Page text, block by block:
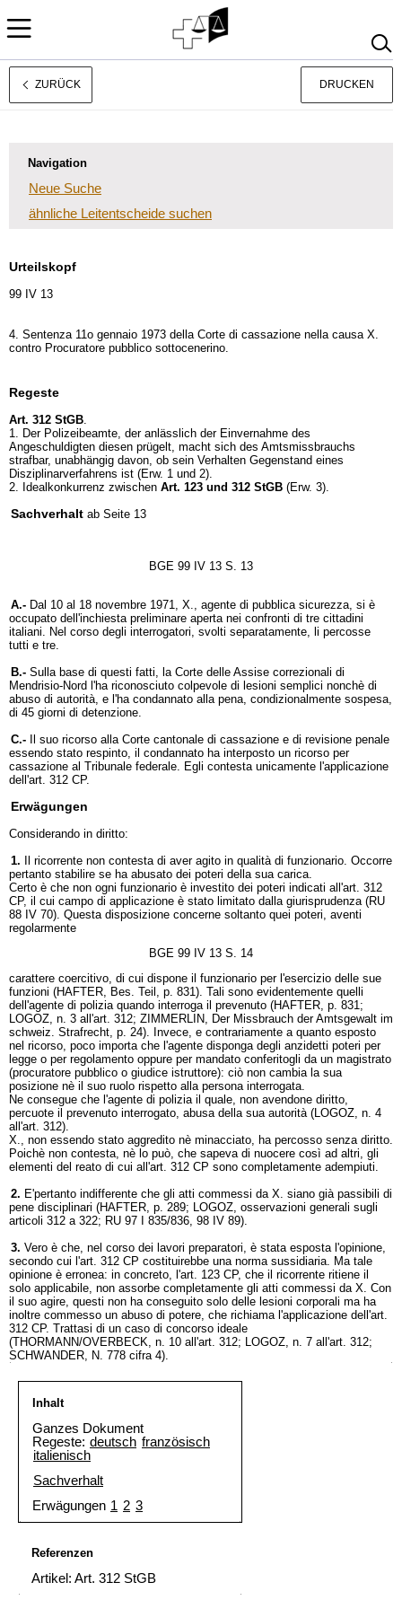
Français
ZURÜCK DRUCKEN
Navigation
Neue Suche
ähnliche Leitentscheide suchen
Urteilskopf
99 IV 13
4. Sentenza 11o gennaio 1973 della Corte di cassazione nella causa X.
contro Procuratore pubblico sottocenerino.
Regeste
Art. 312 StGB.
1. Der Polizeibeamte, der anlässlich der Einvernahme des
Angeschuldigten diesen prügelt, macht sich des Amtsmissbrauchs
strafbar, unabhängig davon, ob sein Verhalten Gegenstand eines
Disziplinarverfahrens ist (Erw. 1 und 2).
2. Idealkonkurrenz zwischen Art. 123 und 312 StGB (Erw. 3).
Sachverhalt ab Seite 13
BGE 99 IV 13 S. 13
A.- Dal 10 al 18 novembre 1971, X., agente di pubblica sicurezza, si è
occupato dell'inchiesta preliminare aperta nei confronti di tre cittadini
italiani. Nel corso degli interrogatori, svolti separatamente, li percosse
tutti e tre.
B.- Sulla base di questi fatti, la Corte delle Assise correzionali di
Mendrisio-Nord l'ha riconosciuto colpevole di lesioni semplici nonchè di
abuso di autorità, e l'ha condannato alla pena, condizionalmente sospesa,
di 45 giorni di detenzione.
C.-
Il suo ricorso alla Corte cantonale di cassazione e di revisione penale
essendo stato respinto, il condannato ha interposto un ricorso per
cassazione al Tribunale federale. Egli contesta unicamente l'applicazione
dell'art. 312 CP.
Erwägungen
Considerando in diritto:
1.
Il ricorrente non contesta di aver agito in qualità di funzionario. Occorre
pertanto stabilire se ha abusato dei poteri della sua carica.
Certo è che non ogni funzionario è investito dei poteri indicati all'art. 312
CP, il cui campo di applicazione è stato limitato dalla giurisprudenza (RU
88 IV 70). Questa disposizione concerne soltanto quei poteri, aventi
regolarmente
BGE 99 IV 13 S. 14
carattere coercitivo, di cui dispone il funzionario per l'esercizio delle sue
funzioni (HAFTER, Bes. Teil, p. 831). Tali sono evidentemente quelli
dell'agente di polizia quando interroga il prevenuto (HAFTER, p. 831;
LOGOZ, n. 3 all'art. 312; ZIMMERLIN, Der Missbrauch der Amtsgewalt im
schweiz. Strafrecht, p. 24). Invece, e contrariamente a quanto esposto
nel ricorso, poco importa che l'agente disponga degli anzidetti poteri per
legge o per regolamento oppure per mandato conferitogli da un magistrato
(procuratore pubblico o giudice istruttore): ciò non cambia la sua
posizione nè il suo ruolo rispetto alla persona interrogata.
Ne consegue che l'agente di polizia il quale, non avendone diritto,
percuote il prevenuto interrogato, abusa della sua autorità (LOGOZ, n. 4
all'art. 312).
X., non essendo stato aggredito nè minacciato, ha percosso senza diritto.
Poichè non contesta, nè lo può, che sapeva di nuocere così ad altri, gli
elementi del reato di cui all'art. 312 CP sono completamente adempiuti.
2. E'pertanto indifferente che gli atti commessi da X. siano già passibili di
pene disciplinari (HAFTER, p. 289; LOGOZ, osservazioni generali sugli
articoli 312 a 322; RU 97 I 835/836, 98 IV 89).
3. Vero è che, nel corso dei lavori preparatori, è stata esposta l'opinione,
secondo cui l'art. 312 CP costituirebbe una norma sussidiaria. Ma tale
opinione è erronea: in concreto, l'art. 123 CP, che il ricorrente ritiene il
solo applicabile, non assorbe completamente gli atti commessi da X. Con
il suo agire, questi non ha conseguito solo delle lesioni corporali ma ha
inoltre commesso un abuso di potere, che richiama l'applicazione dell'art.
312 CP. Trattasi di un caso di concorso ideale
(THORMANN/OVERBECK, n. 10 all'art. 312; LOGOZ, n. 7 all'art. 312;
SCHWANDER, N. 778 cifra 4).
Inhalt
Ganzes Dokument
Regeste: deutsch französisch
italienisch
Sachverhalt
Erwägungen 1 2 3
Referenzen
Artikel: Art. 312 StGB